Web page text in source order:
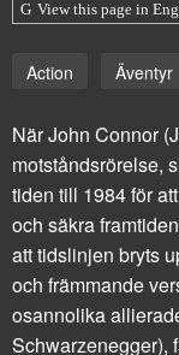
View this page in
Action Äventyr
När John Connor
motståndsrörelse,
tiden till 1984 för
och säkra
att tidslinjen bryts
och främmande
osannolika
Schwarzenegger),